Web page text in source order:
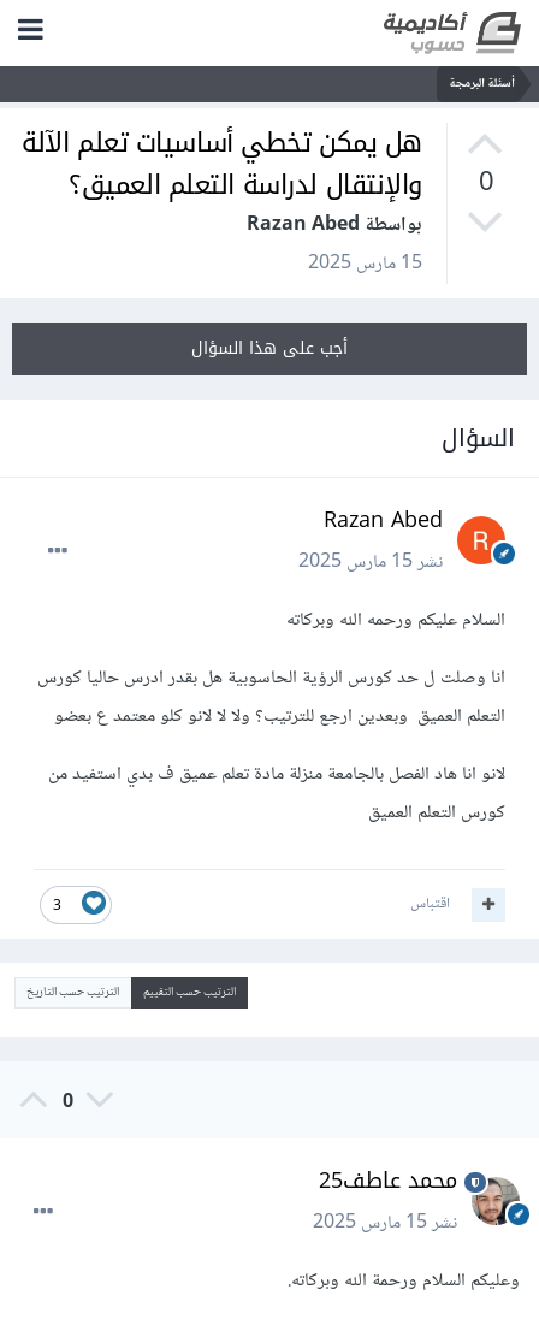
أسئلة البرمجة
0
هل يمكن تخطي أساسيات تعلم الآلة
والإنتقال لدراسة التعلم العميق؟
بواسطة Razan Abed
15 مارس 2025
أجب على هذا السؤال
السؤال
Razan Abed
نشر15 مارس 2025
السلام عليكم ورحمه الله وبركاته
انا وصلت ل حد كورس الرؤية الحاسوبية هل بقدر ادرس حاليا كورس
التعلم العميق وبعدين ارجع للترتيب؟ ولا لا لانو كلو معتمد ع بعضو
لانو انا هاد الفصل بالجامعة منزلة مادة تعلم عميق ف بدي استفيد من
كورس التعلم العميق
3 اقتباس
الترتيب حسب التقييم الترتيب حسب التاريخ
0
محمد عاطف25
نشر15 مارس 2025
وعليكم السلام ورحمة الله وبركاته.